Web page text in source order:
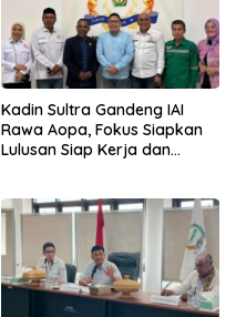
Kadin Sultra Gandeng IAI
Rawa Aopa, Fokus Siapkan
Lulusan Siap Kerja dan